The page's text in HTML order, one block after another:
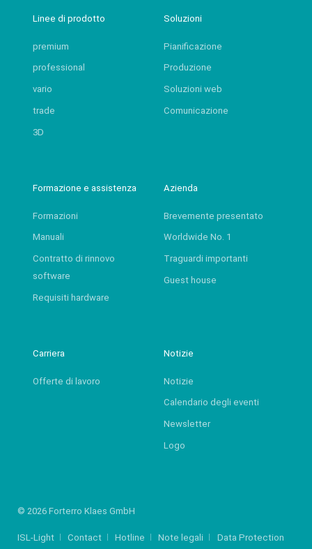
Linee di prodotto
premium
professional
vario
trade
3D
Soluzioni
Pianificazione
Produzione
Soluzioni web
Comunicazione
Formazione e assistenza
Formazioni
Manuali
Contratto di rinnovo
software
Requisiti hardware
Azienda
Brevemente presentato
Worldwide No. 1
Traguardi importanti
Guest house
Carriera
Offerte di lavoro
Notizie
Notizie
Calendario degli eventi
Newsletter
Logo
© 2026 Forterro Klaes GmbH
ISL-Light Contact Hotline Note legali Data Protection